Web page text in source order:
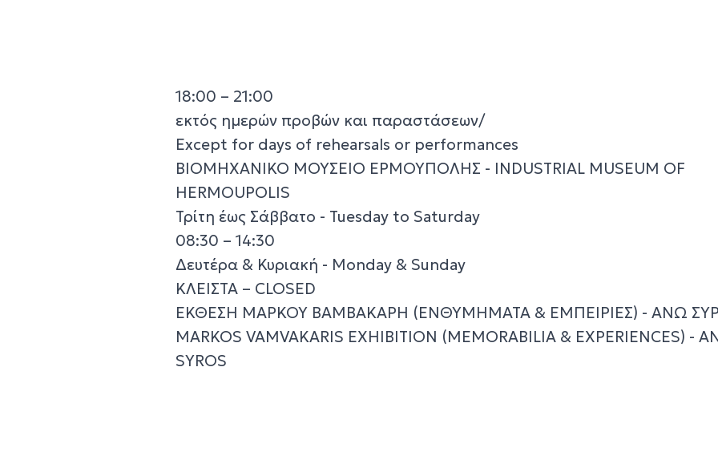
18:00 – 21:00
εκτός ημερών προβών και παραστάσεων/
Except for days of rehearsals or performances
ΒΙΟΜΗΧΑΝΙΚΟ ΜΟΥΣΕΙΟ ΕΡΜΟΥΠΟΛΗΣ - INDUSTRIAL MUSEUM ΟF
HERMOUPOLIS
Τρίτη έως Σάββατο - Tuesday to Saturday
08:30 – 14:30
Δευτέρα & Κυριακή - Monday & Sunday
ΚΛΕΙΣΤΑ – CLOSED
ΕΚΘΕΣΗ ΜΑΡΚΟΥ ΒΑΜΒΑΚΑΡΗ (ΕΝΘΥΜΗΜΑΤΑ & ΕΜΠΕΙΡΙΕΣ) - ΑΝΩ
MARKOS VAMVAKARIS EXHIBITION (MEMORABILIA & EXPERIENCES) -
SYROS